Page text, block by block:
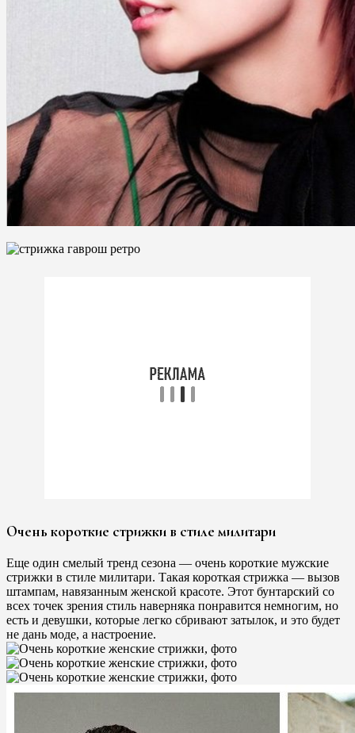
Очень короткие стрижки в стиле милитари
Еще один смелый тренд сезона — очень короткие мужские
стрижки в стиле милитари. Такая короткая стрижка — вызов
штампам, навязанным женской красоте. Этот бунтарский со
всех точек зрения стиль наверняка понравится немногим, но
есть и девушки, которые легко сбривают затылок, и это будет
не дань моде, а настроение.